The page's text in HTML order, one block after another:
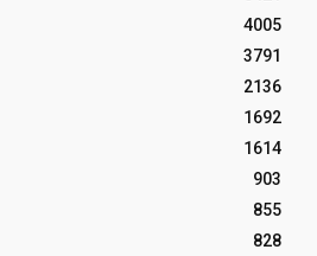
4005
3791
2136
1692
1614
903
855
828